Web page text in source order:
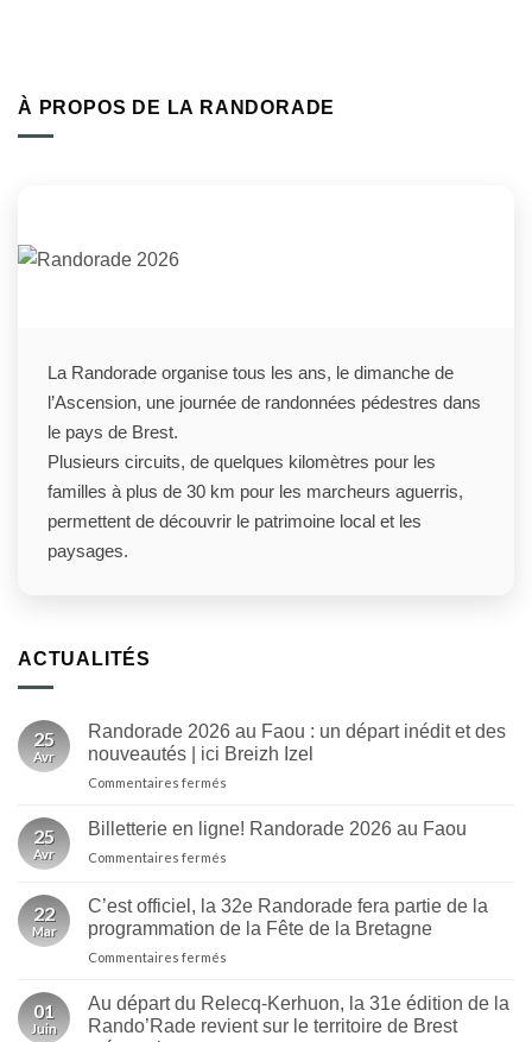
À PROPOS DE LA RANDORADE
La Randorade organise tous les ans, le dimanche de
l’Ascension, une journée de randonnées pédestres dans
le pays de Brest.
Plusieurs circuits, de quelques kilomètres pour les
familles à plus de 30 km pour les marcheurs aguerris,
permettent de découvrir le patrimoine local et les
paysages.
ACTUALITÉS
25
Avr
Randorade 2026 au Faou : un départ inédit et des
nouveautés | ici Breizh Izel
Commentaires fermés
2026
un
départ
nouveautés
|
25
Avr
Billetterie en ligne! Randorade 2026 au Faou
Commentaires fermés
en
ligne!
Randorade
Faou
22
Mar
C’est officiel, la 32e Randorade fera partie de la
programmation de la Fête de la Bretagne
Commentaires fermés
officiel,
la
32e
01
Juin
Au départ du Relecq-Kerhuon, la 31e édition de la
Rando’Rade revient sur le territoire de Brest